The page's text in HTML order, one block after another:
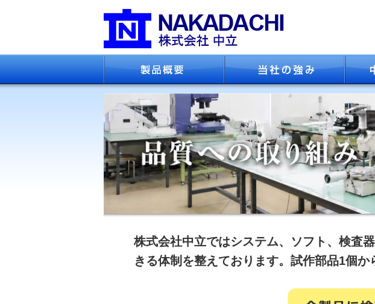
株式会社中立ではシステム、ソフト、検査
きる体制を整えております。試作部品1個か